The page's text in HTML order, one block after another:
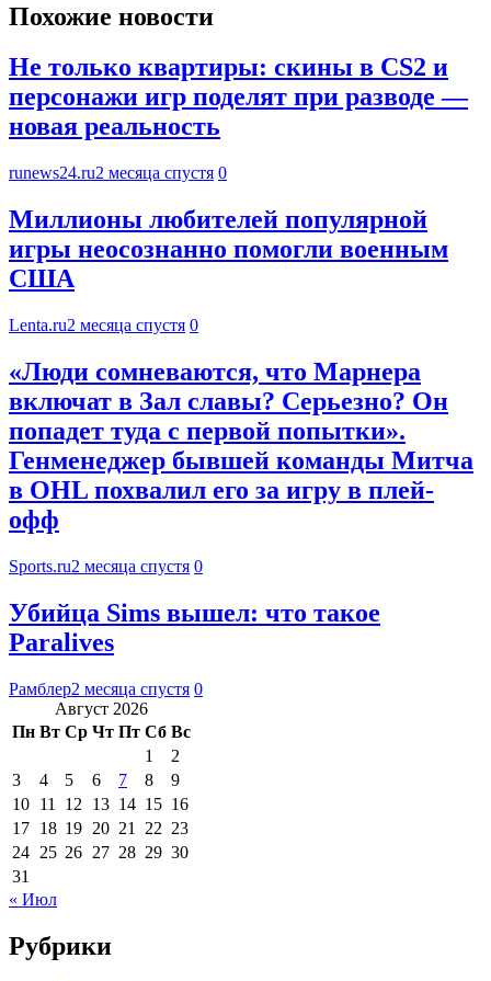
Похожие новости
Не только квартиры: скины в CS2 и
персонажи игр поделят при разводе —
новая реальность
runews24.ru2 месяца спустя 0
Миллионы любителей популярной
игры неосознанно помогли военным
США
Lenta.ru2 месяца спустя 0
«Люди сомневаются, что Марнера
включат в Зал славы? Серьезно? Он
попадет туда с первой попытки».
Генменеджер бывшей команды Митча
в OHL похвалил его за игру в плей-
офф
Sports.ru2 месяца спустя 0
Убийца Sims вышел: что такое
Paralives
Рамблер2 месяца спустя 0
Август 2026
Пн Вт Ср Чт Пт Сб Вс
1
2
3
4 5 6 7 8
9
10 11 12 13 14 15 16
17 18 19 20 21 22 23
24 25 26 27 28 29 30
31
« Июл
Рубрики